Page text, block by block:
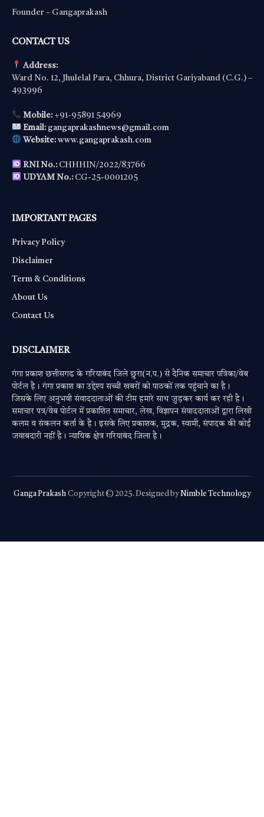
Founder – Gangaprakash
CONTACT US
Address:
Ward No. 12, Jhulelal Para, Chhura, District Gariyaband (C.G.) –
493996
Mobile:+91-95891 54969
Email: gangaprakashnews@gmail.com
Website: www.gangaprakash.com
RNI No.:CHHHIN/2022/83766
UDYAM No.:CG-25-0001205
IMPORTANT PAGES
Privacy Policy
Disclaimer
Term & Conditions
About Us
Contact Us
DISCLAIMER
गंगा प्रकाश छत्तीसगढ के गरियाबंद जिले छुरा(न.प.) से दैनिक समाचार पत्रिका/वेब
पोर्टल है। गंगा प्रकाश का उद्देश्य सच्ची खबरों को पाठकों तक पहुंचाने का है।
जिसके लिए अनुभवी संवाददाताओं की टीम हमारे साथ जुड़कर कार्य कर रही है।
समाचार पत्र/वेब पोर्टल में प्रकाशित समाचार, लेख, विज्ञापन संवाददाताओं द्वारा लिखी
कलम व संकलन कर्ता के है। इसके लिए प्रकाशक, मुद्रक, स्वामी, संपादक की कोई
जवाबदारी नहीं है। न्यायिक क्षेत्र गरियाबंद जिला है।
Ganga Prakash Copyright © 2025. Designed byNimble Technology